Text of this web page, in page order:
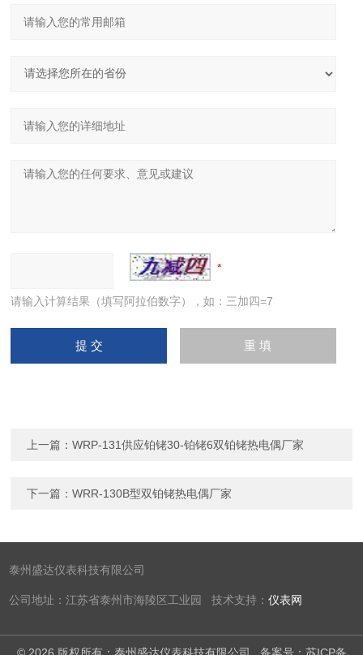
请输入计算结果（填写阿拉伯数字），如：三加四=7
上一篇：WRP-131供应铂铑30-铂铑6双铂铑热电偶厂家
下一篇：WRR-130B型双铂铑热电偶厂家
泰州盛达仪表科技有限公司
公司地址：江苏省泰州市海陵区工业园 技术支持：仪表网